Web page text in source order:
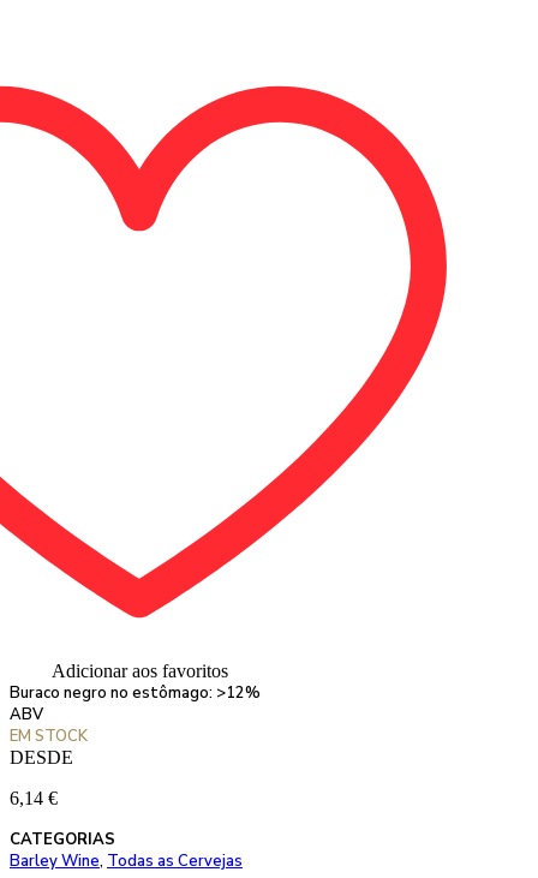
Adicionar aos favoritos
Buraco negro no estômago: >12%
ABV
EM STOCK
DESDE
6,14 €
CATEGORIAS
Barley Wine, Todas as Cervejas